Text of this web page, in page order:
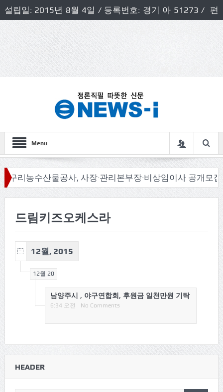
설립일: 2015년 8월 4일 / 등록번호: 경기 아 51273 / 편
집인 및 발행인: 허득천 / 개인정보책임자 및 청소년보호호
책임자: 최상규
Menu
농수산물공사, 사장·관리본부장·비상임이사 공개모집
드림키즈오케스라
12월, 2015
12월 20
남양주시 , 야구연합회, 후원금 일천만원 기탁
6:34 오전 No Comments
HEADER